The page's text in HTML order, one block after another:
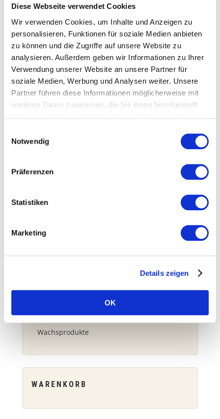
Diese Webseite verwendet Cookies
Wir verwenden Cookies, um Inhalte und Anzeigen zu
personalisieren, Funktionen für soziale Medien anbieten
zu können und die Zugriffe auf unsere Website zu
analysieren. Außerdem geben wir Informationen zu Ihrer
Verwendung unserer Website an unsere Partner für
soziale Medien, Werbung und Analysen weiter. Unsere
Partner führen diese Informationen möglicherweise mit
weiteren Daten zusammen, die Sie ihnen bereitgestellt
Cookies, wenn Sie unsere Webseite weiterhin nutzen.
Notwendig
Präferenzen
Statistiken
Marketing
Details zeigen
OK
PRODUKT KATEGORIEN
Api Zentrum Ruhr Webinare deutsch
Api Zentrum Ruhr Webinars english
ApiDrohn
Bücher
Cremes & Salben
Unkategorisiert
Wachsprodukte
WARENKORB